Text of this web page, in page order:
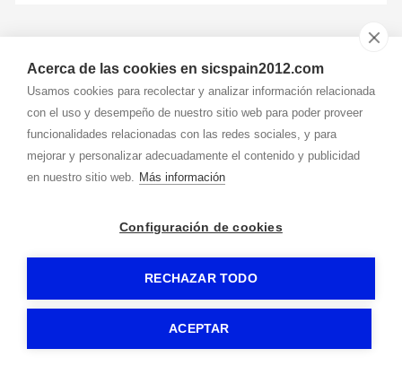
Acerca de las cookies en sicspain2012.com
Usamos cookies para recolectar y analizar información relacionada
con el uso y desempeño de nuestro sitio web para poder proveer
funcionalidades relacionadas con las redes sociales, y para
mejorar y personalizar adecuadamente el contenido y publicidad
en nuestro sitio web. Más información
Configuración de cookies
RECHAZAR TODO
ACEPTAR
607 239 174
virginia@sicspain2012.com
Avda. Ricardo Soriano, 12 2º-4
29601-Marbella (Málaga)
-Aviso legal -Política de privacidad
Política de cookies-Gormática